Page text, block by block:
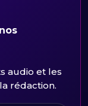
audio et les
rédaction.